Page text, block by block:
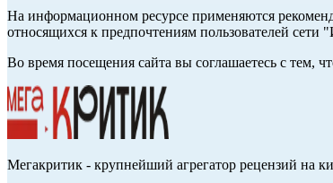
На информационном ресурсе применяются
относящихся к предпочтениям пользователей
Во время посещения сайта вы соглашаетесь с тем,
Мегакритик - крупнейший агрегатор рецензий на